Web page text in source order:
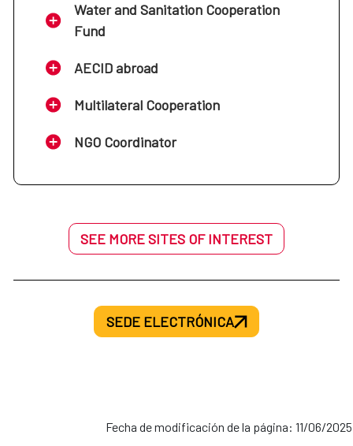
Water and Sanitation Cooperation
Fund
AECID abroad
Multilateral Cooperation
NGO Coordinator
SEE MORE SITES OF INTEREST
SEDE ELECTRÓNICA
Fecha de modificación de la página: 11/06/2025